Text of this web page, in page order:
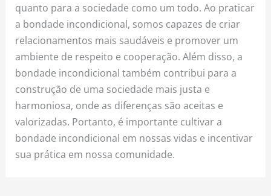
quanto para a sociedade como um todo. Ao praticar
a bondade incondicional, somos capazes de criar
relacionamentos mais saudáveis e promover um
ambiente de respeito e cooperação. Além disso, a
bondade incondicional também contribui para a
construção de uma sociedade mais justa e
harmoniosa, onde as diferenças são aceitas e
valorizadas. Portanto, é importante cultivar a
bondade incondicional em nossas vidas e incentivar
sua prática em nossa comunidade.